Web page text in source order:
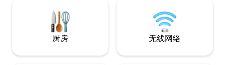
尚现代的装潢、私密性和舒适性😁。 非常
适合情侣、女孩旅行、小团体和度假者入
住。 马上预订住宿✨
厨房 无线网络